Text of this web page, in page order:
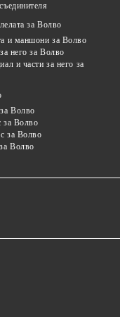
за Волво
и маншони за Волво
него за Волво
и части за него за
Волво
за Волво
за Волво
Волво